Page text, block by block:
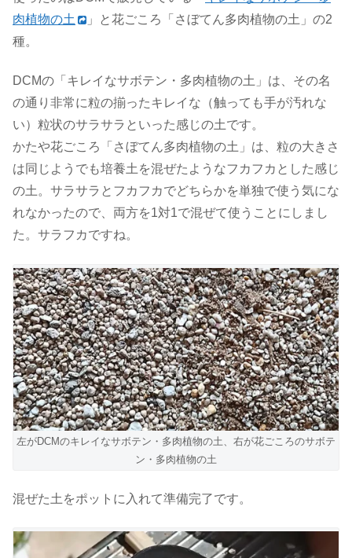
肉植物の土
」と花ごころ「さぼてん多肉植物の土」の2
種。
DCMの「キレイなサボテン・多肉植物の土」は、その名
の通り非常に粒の揃ったキレイな（触っても手が汚れな
い）粒状のサラサラといった感じの土です。
かたや花ごころ「さぼてん多肉植物の土」は、粒の大きさ
は同じようでも培養土を混ぜたようなフカフカとした感じ
の土。サラサラとフカフカでどちらかを単独で使う気にな
れなかったので、両方を1対1で混ぜて使うことにしまし
た。サラフカですね。
左がDCMのキレイなサボテン・多肉植物の土、右が花ごころのサボテ
ン・多肉植物の土
混ぜた土をポットに入れて準備完了です。